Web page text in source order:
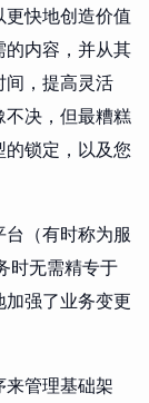
快地创造价值
内容，并从其
，提高灵活
决，但最糟糕
锁定，以及您
（有时称为服
时无需精专于
强了业务变更
管理基础架